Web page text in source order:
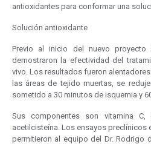
antioxidantes para conformar una
Solución antioxidante
Previo al inicio del nuevo proyecto
demostraron la efectividad del
vivo. Los resultados fueron
las áreas de tejido muertas, se
sometido a 30 minutos de isquemia y
Sus componentes son vitamina
acetilcisteína. Los ensayos
permitieron al equipo del Dr. Rodrigo